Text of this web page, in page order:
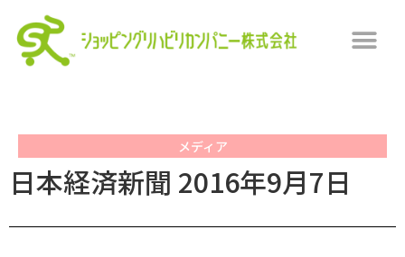
メディア
日本経済新聞 2016年9月7日